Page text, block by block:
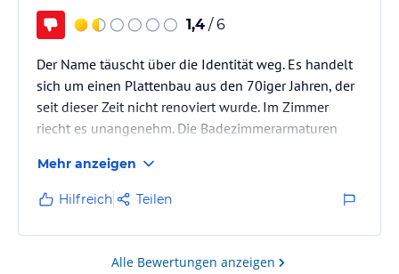
1,4 / 6
Der Name täuscht über die Identität weg. Es handelt
sich um einen Plattenbau aus den 70iger Jahren, der
seit dieser Zeit nicht renoviert wurde. Im Zimmer
riecht es unangenehm. Die Badezimmerarmaturen
Das Schwimmbad ist seit 2011 im Umbau !!! In der
Lobby steht ein Ledersofa für das ich mich schämen
würde, wenn ich es zuhause hätte. Das gesamte Hotel
lebt offenbar von den Veranstaltungen im
Schloßhotel, das gut zu erreichen ist.
Mehr anzeigen
Hilfreich Teilen
Alle Bewertungen anzeigen